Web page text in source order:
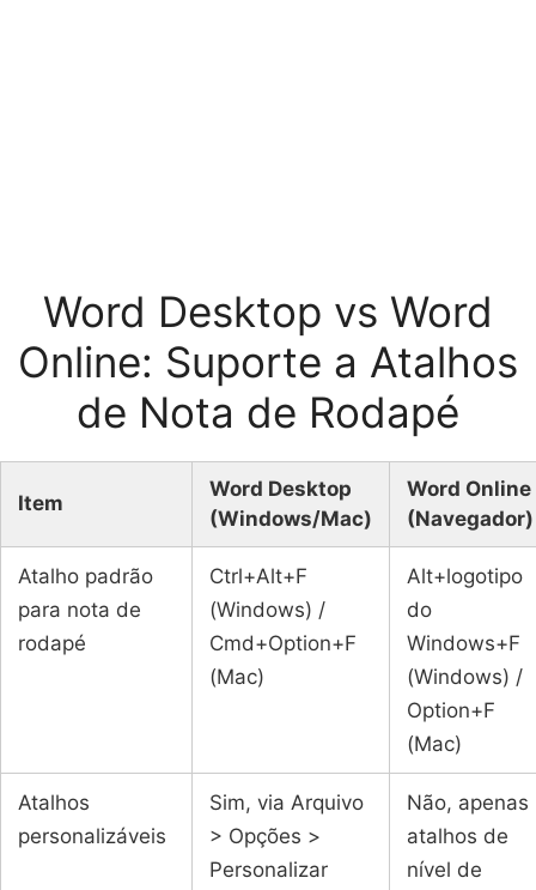
Word Desktop vs Word
Online: Suporte a Atalhos
de Nota de Rodapé
Item
Word Desktop
(Windows/Mac)
Word Online
(Navegador)
Atalho padrão
para nota de
rodapé
Ctrl+Alt+F
(Windows) /
Cmd+Option+F
(Mac)
Alt+logotipo
do
Windows+F
(Windows) /
Option+F
(Mac)
Atalhos
personalizáveis
Sim, via Arquivo
> Opções >
Personalizar
Não, apenas
atalhos de
nível de